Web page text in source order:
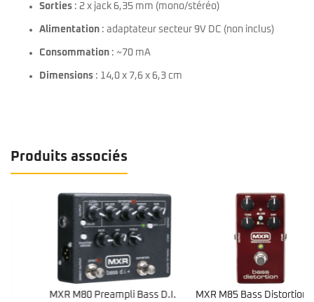
Sorties : 2 x jack 6,35 mm (mono/stéréo)
Alimentation : adaptateur secteur 9V DC (non inclus)
Consommation : ~70 mA
Dimensions : 14,0 x 7,6 x 6,3 cm
Produits associés
MXR M80 Preampli Bass D.I.
MXR M85 Bass Distortion